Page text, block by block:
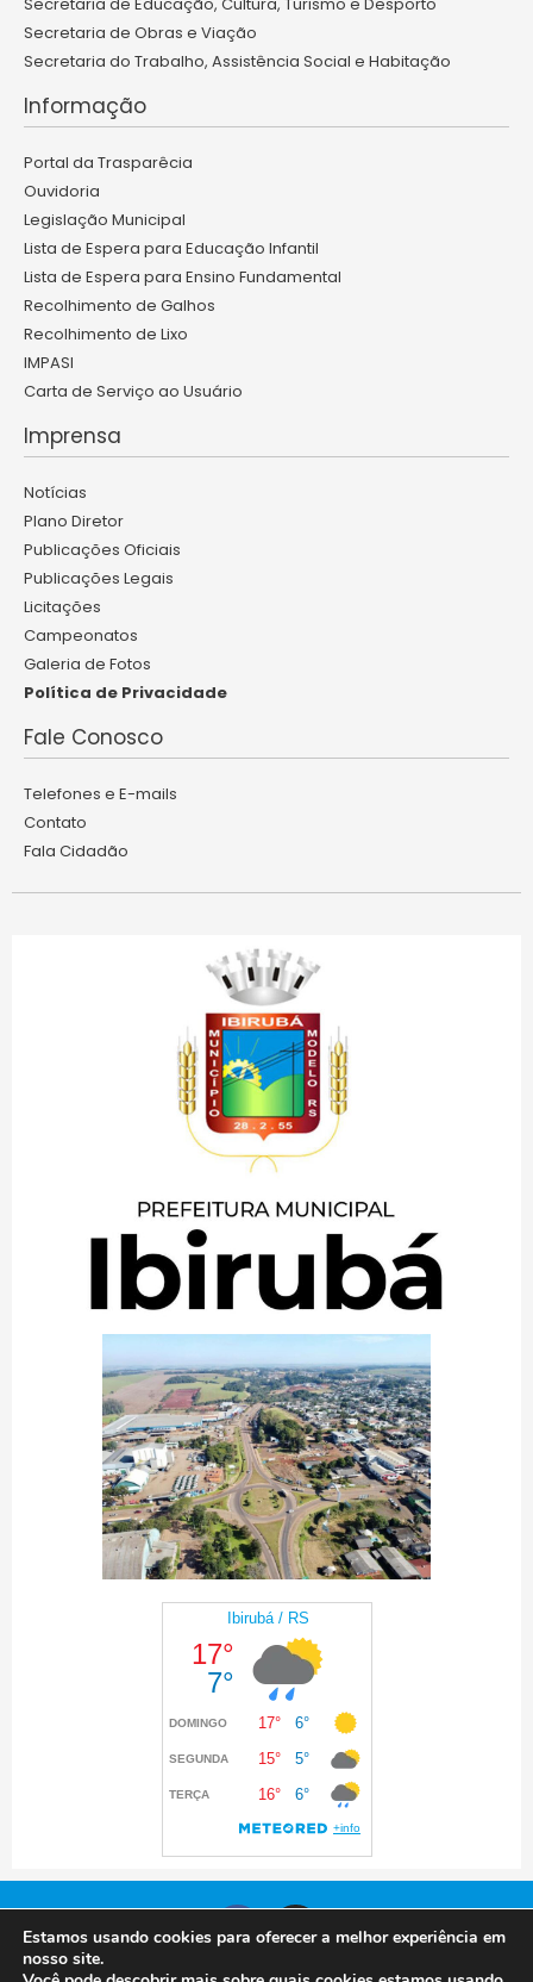
Secretaria de Obras e Viação
Secretaria do Trabalho, Assistência Social e Habitação
Informação
Portal da Trasparêcia
Ouvidoria
Legislação Municipal
Lista de Espera para Educação Infantil
Lista de Espera para Ensino Fundamental
Recolhimento de Galhos
Recolhimento de Lixo
IMPASI
Carta de Serviço ao Usuário
Imprensa
Notícias
Plano Diretor
Publicações Oficiais
Publicações Legais
Licitações
Campeonatos
Galeria de Fotos
Política de Privacidade
Fale Conosco
Telefones e E-mails
Contato
Fala Cidadão
Estamos usando cookies para oferecer a melhor experiência em
nosso site.